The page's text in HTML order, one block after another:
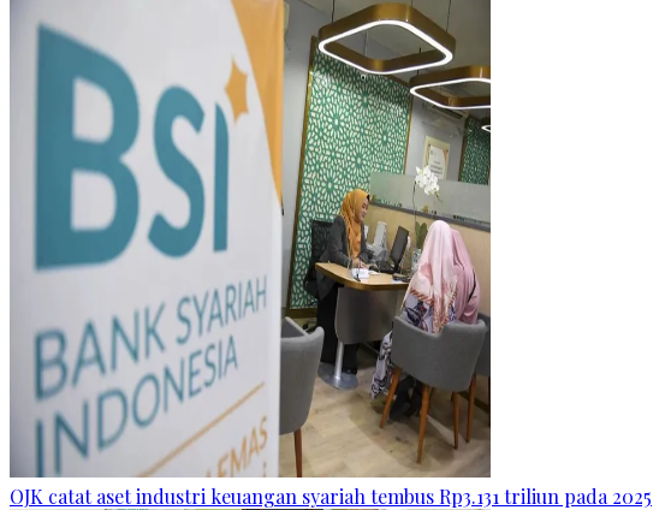
OJK catat aset industri keuangan syariah tembus Rp3.131 triliun pada 2025